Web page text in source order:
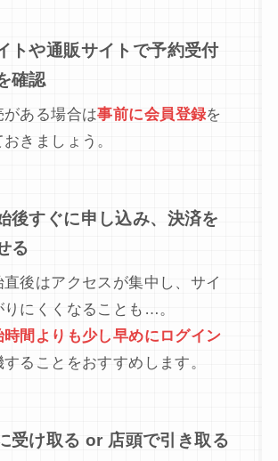
トや通販サイトで予約受付
確認
がある場合は事前に会員登録を
きましょう。
後すぐに申し込み、決済を
る
後はアクセスが集中し、サイ
りにくくなることも…。
時間よりも少し早めにログイン
することをおすすめします。
受け取る or 店頭で引き取る